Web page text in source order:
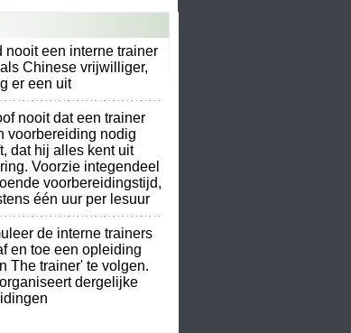
nooit een interne trainer
Chinese vrijwilliger,
er een uit
nooit dat een trainer
voorbereiding nodig
dat hij alles kent uit
Voorzie integendeel
voorbereidingstijd,
één uur per lesuur
de interne trainers
en toe een opleiding
The trainer' te volgen.
organiseert dergelijke